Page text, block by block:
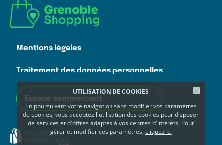
UTILISATION DE COOKIES
En poursuivant votre navigation sans modifier vos paramètres
de cookies, vous acceptez l'utilisation des cookies pour disposer
de services et d'offres adaptés à vos centres d'intérêts. Pour
gérer et modifier ces paramètres, cliquez ici
Mentions légales
Traitement des données personnelles
Espace commerçant